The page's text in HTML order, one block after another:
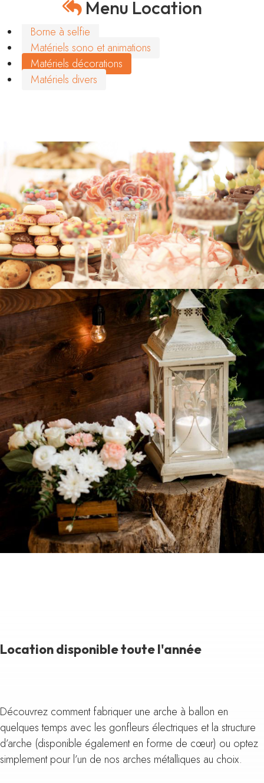
Menu Location
Borne à selfie
Matériels sono et animations
Matériels décorations
Matériels divers
Location disponible toute l'année
Découvrez comment fabriquer une arche à ballon en
quelques temps avec les gonfleurs électriques et la structure
d’arche (disponible également en forme de cœur) ou optez
simplement pour l’un de nos arches métalliques au choix.